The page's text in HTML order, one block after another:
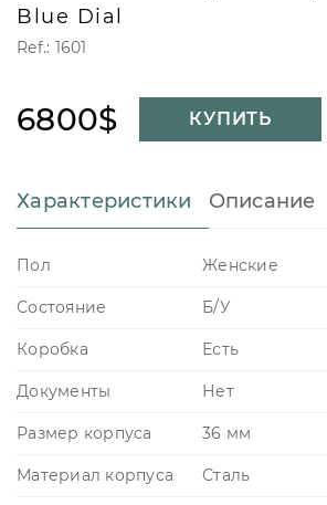
Blue Dial
Ref.: 1601
6800$ КУПИТЬ
Характеристики Описание
Пол Женские
Состояние Б/У
Коробка Есть
Документы Нет
Размер корпуса 36 мм
Материал корпуса Сталь